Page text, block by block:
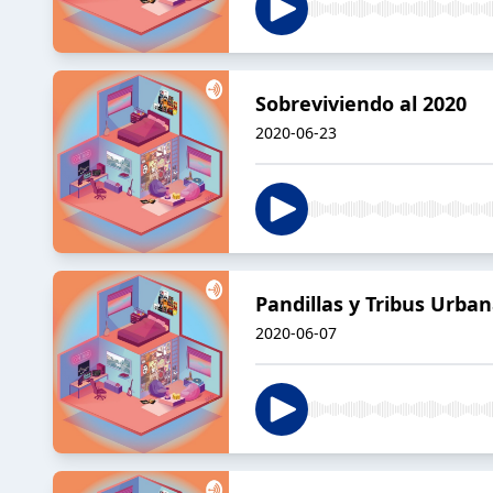
Sobreviviendo al 2020
2020-06-23
Pandillas y Tribus
2020-06-07